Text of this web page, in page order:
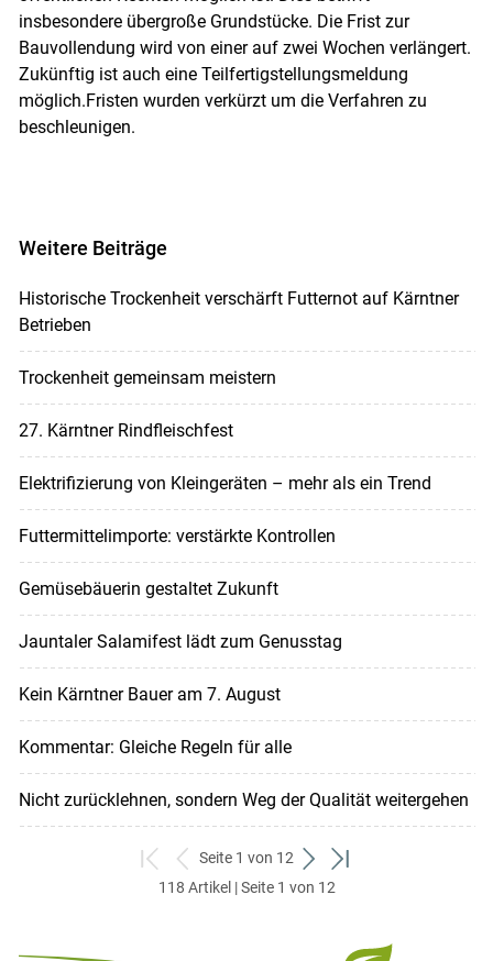
insbesondere übergroße Grundstücke. Die Frist zur
Bauvollendung wird von einer auf zwei Wochen verlängert.
Zukünftig ist auch eine Teilfertigstellungsmeldung
möglich.Fristen wurden verkürzt um die Verfahren zu
beschleunigen.
Weitere Beiträge
Historische Trockenheit verschärft Futternot auf Kärntner
Betrieben
Trockenheit gemeinsam meistern
27. Kärntner Rindfleischfest
Elektrifizierung von Kleingeräten – mehr als ein Trend
Futtermittelimporte: verstärkte Kontrollen
Gemüsebäuerin gestaltet Zukunft
Jauntaler Salamifest lädt zum Genusstag
Kein Kärntner Bauer am 7. August
Kommentar: Gleiche Regeln für alle
Nicht zurücklehnen, sondern Weg der Qualität weitergehen
zum
ersten
zurück
zum
Seite 1 von 12
weiter
zum
zum
118 Artikel | Seite 1 von 12